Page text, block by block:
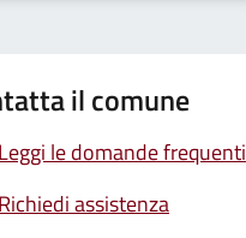
il comune
Leggi le domande frequenti
Richiedi assistenza